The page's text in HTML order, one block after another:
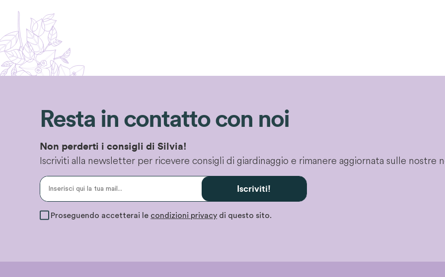
Resta in contatto con noi
Non perderti i consigli di Silvia!
Iscriviti alla newsletter per ricevere consigli di giardinaggio e rimanere aggiornata sulle nostre
Iscriviti!
Proseguendo accetterai le condizioni privacy di questo sito.